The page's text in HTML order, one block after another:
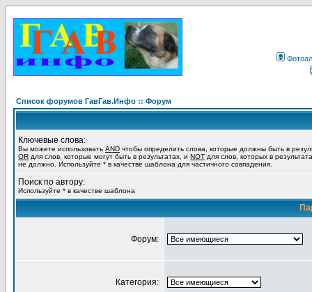
Список форумов ГавГав.Инфо :: Форум
Ключевые слова:
Вы можете использовать AND чтобы определить слова, которые должны быть в
OR для слов, которые могут быть в результатах, и NOT для слов, которых в
не должно. Используйте * в качестве шаблона для частичного совпадения.
Поиск по автору:
Используйте * в качестве шаблона
Форум:
Категория: